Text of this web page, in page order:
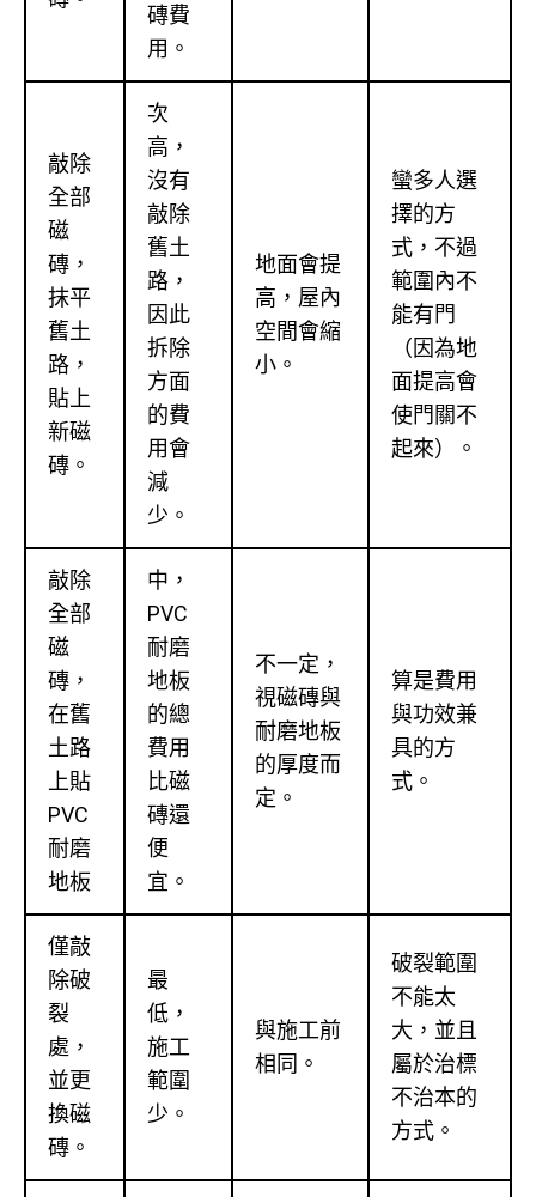
磚費
用。
敲除
全部
磁
磚，
抹平
舊土
路，
貼上
新磁
磚。
次
高，
沒有
敲除
舊土
路，
因此
拆除
方面
的費
用會
減
少。
地面會提
高，屋內
空間會縮
小。
蠻多人選
擇的方
式，不過
範圍內不
能有門
（因為地
面提高會
使門關不
起來）。
敲除
全部
磁
磚，
在舊
土路
上貼
PVC
耐磨
地板
中，
PVC
耐磨
地板
的總
費用
比磁
磚還
便
宜。
不一定，
視磁磚與
耐磨地板
的厚度而
定。
算是費用
與功效兼
具的方
式。
僅敲
除破
裂
處，
並更
換磁
磚。
最
低，
施工
範圍
少。
與施工前
相同。
破裂範圍
不能太
大，並且
屬於治標
不治本的
方式。